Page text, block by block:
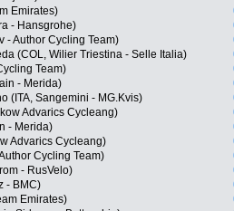
Emirates)
- Hansgrohe)
- Author Cycling Team)
(COL, Wilier Triestina - Selle Italia)
Team)
- Merida)
(ITA, Sangemini - MG.Kvis)
Advarics Cycleang)
- Merida)
Advarics Cycleang)
Cycling Team)
- RusVelo)
- BMC)
Emirates)